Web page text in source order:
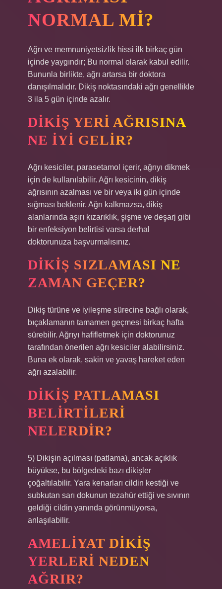
NORMAL MI?
Ağrı ve memnuniyetsizlik hissi ilk birkaç gün
içinde yaygındır; Bu normal olarak kabul edilir.
Bununla birlikte, ağrı artarsa ​​bir doktora
danışılmalıdır. Dikiş noktasındaki ağrı genellikle
3 ila 5 gün içinde azalır.
DIKIŞ YERI AĞRISINA
NE IYI GELIR?
Ağrı kesiciler, parasetamol içerir, ağrıyı dikmek
için de kullanılabilir. Ağrı kesicinin, dikiş
ağrısının azalması ve bir veya iki gün içinde
sığması beklenir. Ağrı kalkmazsa, dikiş
alanlarında aşırı kızarıklık, şişme ve deşarj gibi
bir enfeksiyon belirtisi varsa derhal
doktorunuza başvurmalısınız.
DIKIŞ SIZLAMASI NE
ZAMAN GEÇER?
Dikiş türüne ve iyileşme sürecine bağlı olarak,
bıçaklamanın tamamen geçmesi birkaç hafta
sürebilir. Ağrıyı hafifletmek için doktorunuz
tarafından önerilen ağrı kesiciler alabilirsiniz.
Buna ek olarak, sakin ve yavaş hareket eden
ağrı azalabilir.
DIKIŞ PATLAMASI
BELIRTILERI
NELERDIR?
5) Dikişin açılması (patlama), ancak açıklık
büyükse, bu bölgedeki bazı dikişler
çoğaltılabilir. Yara kenarları cildin kestiği ve
subkutan sarı dokunun tezahür ettiği ve sıvının
geldiği cildin yanında görünmüyorsa,
anlaşılabilir.
AMELIYAT DIKIŞ
YERLERI NEDEN
AĞRIR?